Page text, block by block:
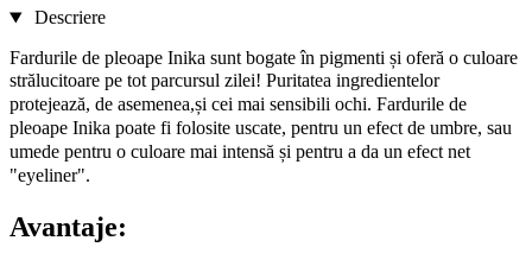
Descriere
Fardurile de pleoape Inika sunt bogate în pigmenti și oferă o culoare
strălucitoare pe tot parcursul zilei! Puritatea ingredientelor
protejează, de asemenea,și cei mai sensibili ochi. Fardurile de
pleoape Inika poate fi folosite uscate, pentru un efect de umbre, sau
umede pentru o culoare mai intensă și pentru a da un efect net
"eyeliner".
Avantaje: